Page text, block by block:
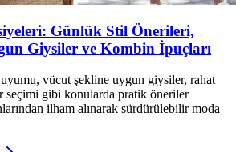
Günlük Stil Önerileri,
Giysiler ve Kombin İpuçları
uyumu, vücut şekline uygun giysiler, rahat
seçimi gibi konularda pratik öneriler
ilham alınarak sürdürülebilir moda